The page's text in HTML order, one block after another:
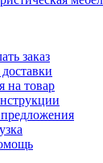
заказ
на товар